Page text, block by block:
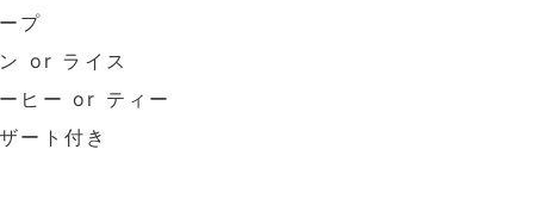
プ
or ライス
ヒー or ティー
ート付き